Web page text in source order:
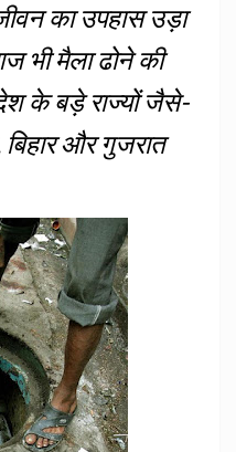
का उपहास उड़ा
भी मैला ढोने की
के बड़े राज्यों जैसे-
और गुजरात